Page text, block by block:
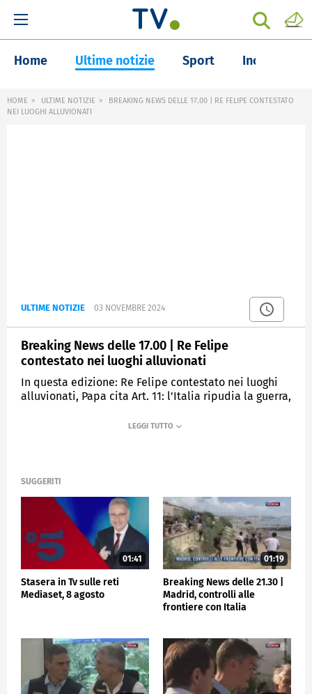
Home Ultime notizie Sport Inchieste
HOME ULTIME NOTIZIE
BREAKING NEWS DELLE 17.00 | RE FELIPE CONTESTATO
NEI LUOGHI ALLUVIONATI
ULTIME NOTIZIE 03 NOVEMBRE 2024
Breaking News delle 17.00 | Re Felipe
contestato nei luoghi alluvionati
In questa edizione: Re Felipe contestato nei luoghi
alluvionati, Papa cita Art. 11: l'Italia ripudia la guerra,
Piacenza, deposito Dhl svaligiato, Omicidio Santo
MEDIASET
SUGGERITI
01:41
Stasera in Tv sulle reti
Mediaset, 8 agosto
01:19
Breaking News delle 21.30 |
Madrid, controlli alle
frontiere con Italia